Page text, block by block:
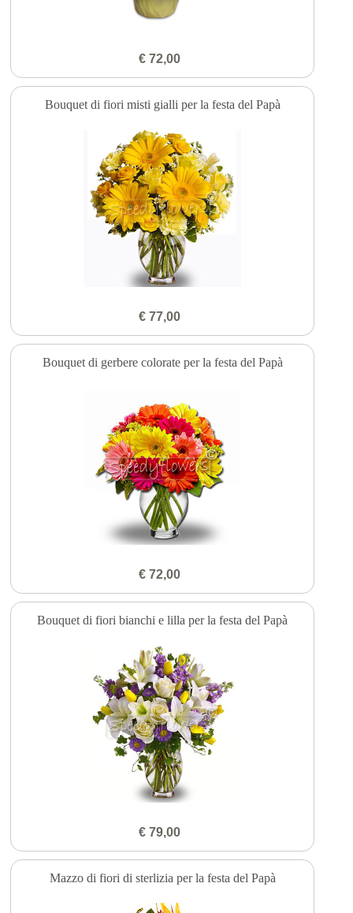
€ 72,00
Bouquet di fiori misti gialli per la festa del Papà
€ 77,00
Bouquet di gerbere colorate per la festa del Papà
€ 72,00
Bouquet di fiori bianchi e lilla per la festa del Papà
€ 79,00
Mazzo di fiori di sterlizia per la festa del Papà